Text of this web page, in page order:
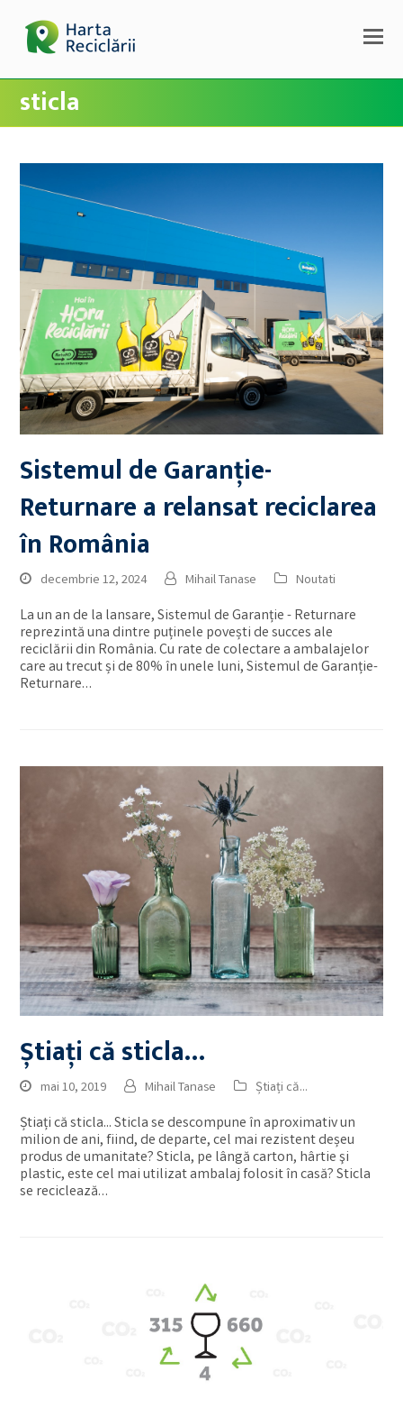
sticla
Sistemul de Garanție-
Returnare a relansat reciclarea
în România
decembrie 12, 2024 Mihail Tanase Noutati
La un an de la lansare, Sistemul de Garanție - Returnare
reprezintă una dintre puținele povești de succes ale
reciclării din România. Cu rate de colectare a ambalajelor
care au trecut și de 80% în unele luni, Sistemul de Garanție-
Returnare…
Știați că sticla…
mai 10, 2019 Mihail Tanase Știați că...
Știați că sticla... Sticla se descompune în aproximativ un
milion de ani, fiind, de departe, cel mai rezistent deșeu
produs de umanitate? Sticla, pe lângă carton, hârtie şi
plastic, este cel mai utilizat ambalaj folosit în casă? Sticla
se reciclează…